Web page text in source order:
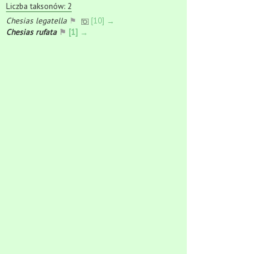
Liczba taksonów: 2
Chesias legatella ⚑
[10] →
Chesias rufata⚑ [1] →